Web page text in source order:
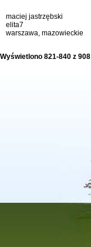
maciej jastrzębski
elita7
warszawa, mazowieckie
Wyświetlono 821-840 z 908